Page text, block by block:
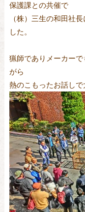
保護課との共催で
（株）三生の和田社
した。
猟師でありメーカー
がら
熱のこもったお話しで